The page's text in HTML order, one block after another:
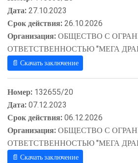
Дата:27.10.2023
Срок действия:26.10.2026
Организация:ОБЩЕСТВО С
ОТВЕТСТВЕННОСТЬЮ "МЕГА
📄 Скачать заключение
Номер: 132655/20
Дата:07.12.2023
Срок действия:06.12.2026
Организация:ОБЩЕСТВО С
ОТВЕТСТВЕННОСТЬЮ "МЕГА
📄 Скачать заключение